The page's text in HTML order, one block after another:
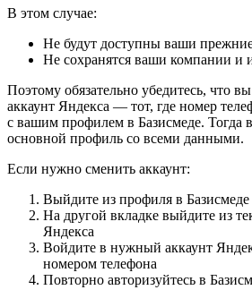
В этом случае:
Не будут доступны ваши
Не сохранятся ваши компании и
Поэтому обязательно убедитесь, что
аккаунт Яндекса — тот, где номер
с вашим профилем в Базисмеде. Тогда
основной профиль со всеми данными.
Если нужно сменить аккаунт:
Выйдите из профиля в Базисмеде
На другой вкладке выйдите из
Яндекса
Войдите в нужный аккаунт
номером телефона
Повторно авторизуйтесь в